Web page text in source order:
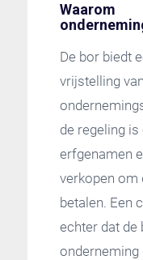
De bor biedt
vrijstelling
de regeling
erfgenamen
verkopen om
betalen. Een
echter dat de
onderneming